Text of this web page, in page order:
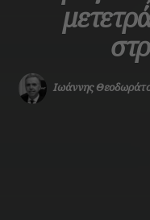
Ιωάννης